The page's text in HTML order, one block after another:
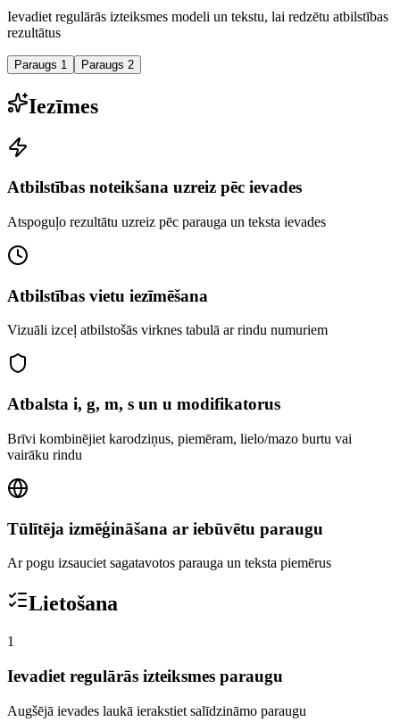
Ievadiet regulārās izteiksmes modeli un tekstu, lai redzētu atbilstības
rezultātus
Paraugs 1 Paraugs 2
Iezīmes
Atbilstības noteikšana uzreiz pēc ievades
Atspoguļo rezultātu uzreiz pēc parauga un teksta ievades
Atbilstības vietu iezīmēšana
Vizuāli izceļ atbilstošās virknes tabulā ar rindu numuriem
Atbalsta i, g, m, s un u modifikatorus
Brīvi kombinējiet karodziņus, piemēram, lielo/mazo burtu vai
vairāku rindu
Tūlītēja izmēģināšana ar iebūvētu paraugu
Ar pogu izsauciet sagatavotos parauga un teksta piemērus
Lietošana
1
Ievadiet regulārās izteiksmes paraugu
Augšējā ievades laukā ierakstiet salīdzināmo paraugu